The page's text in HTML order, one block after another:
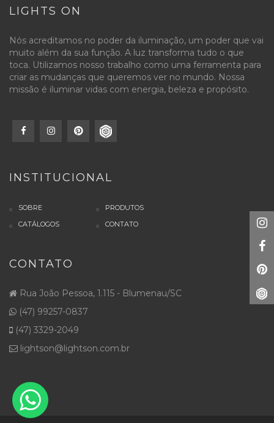
LIGHTS ON
Nós acreditamos no poder da iluminação, um poder que vai
muito além da sua função. A luz transforma tudo o que
toca. Utilizamos nosso trabalho como uma ferramenta para
criar as mudanças que queremos ver no mundo. Nossa
missão é iluminar vidas com energia, beleza e propósito.
INSTITUCIONAL
SOBRE
PRODUTOS
CATÁLOGOS
CONTATO
CONTATO
Rua João Pessoa, 1.115 - Blumenau/SC
(47) 99257-0837
(47) 3329-2049
lightson@lightson.com.br